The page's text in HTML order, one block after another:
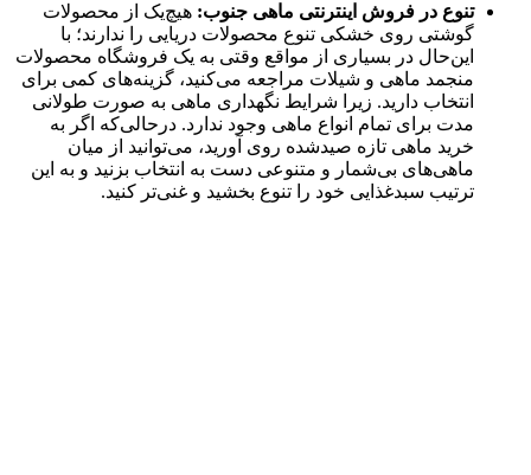
تنوع در فروش اینترنتی ماهی جنوب: هیچ‌یک از محصولات
گوشتی روی خشکی تنوع محصولات دریایی را ندارند؛ با
این‌حال در بسیاری از مواقع وقتی به یک فروشگاه محصولات
منجمد ماهی و شیلات مراجعه می‌کنید، گزینه‌های کمی برای
انتخاب دارید. زیرا شرایط نگهداری ماهی به صورت طولانی
مدت برای تمام انواع ماهی وجود ندارد. درحالی‌که اگر به
خرید ماهی تازه صیدشده روی آورید، می‌توانید از میان
ماهی‌های بی‌شمار و متنوعی دست به انتخاب بزنید و به این
ترتیب سبدغذایی خود را تنوع بخشید و غنی‌تر کنید.